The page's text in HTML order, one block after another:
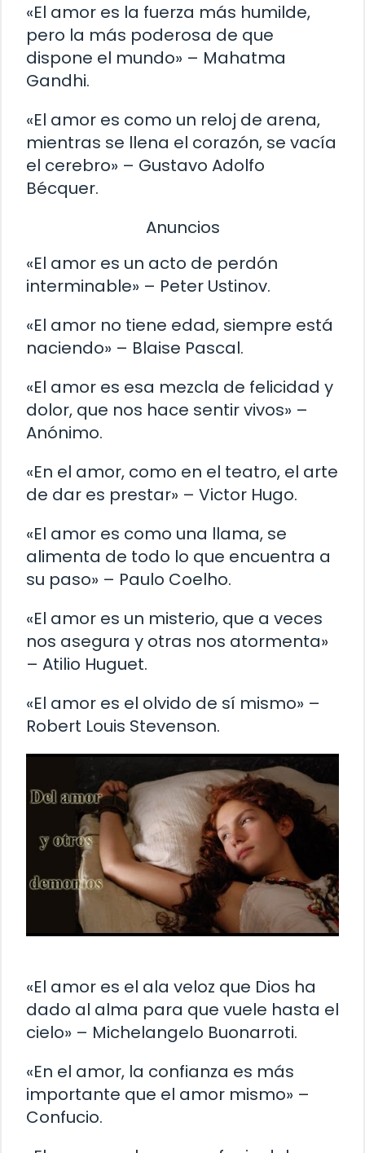
«El amor es la fuerza más humilde,
pero la más poderosa de que
dispone el mundo» – Mahatma
Gandhi.
«El amor es como un reloj de arena,
mientras se llena el corazón, se vacía
el cerebro» – Gustavo Adolfo
Bécquer.
Anuncios
«El amor es un acto de perdón
interminable» – Peter Ustinov.
«El amor no tiene edad, siempre está
naciendo» – Blaise Pascal.
«El amor es esa mezcla de felicidad y
dolor, que nos hace sentir vivos» –
Anónimo.
«En el amor, como en el teatro, el arte
de dar es prestar» – Victor Hugo.
«El amor es como una llama, se
alimenta de todo lo que encuentra a
su paso» – Paulo Coelho.
«El amor es un misterio, que a veces
nos asegura y otras nos atormenta»
– Atilio Huguet.
«El amor es el olvido de sí mismo» –
Robert Louis Stevenson.
«El amor es el ala veloz que Dios ha
dado al alma para que vuele hasta el
cielo» – Michelangelo Buonarroti.
«En el amor, la confianza es más
importante que el amor mismo» –
Confucio.